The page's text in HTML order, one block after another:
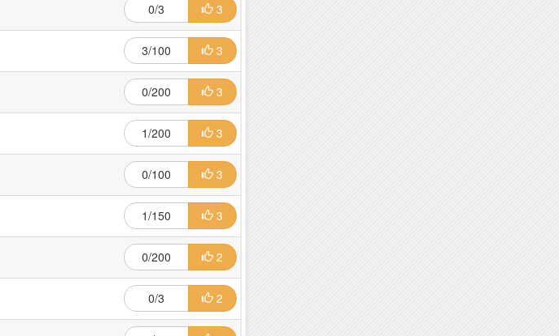
0/3 3
3/100 3
0/200 3
1/200 3
0/100 3
1/150 3
0/200 2
0/3 2